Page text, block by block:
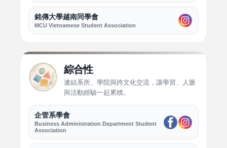
銘傳大學越南同學會
MCU Vietnamese Student Association
綜合性
連結系所、學院與跨文化交流，讓學習、人脈
與活動經驗一起累積。
企管系學會
Business Administration Department Student
Association